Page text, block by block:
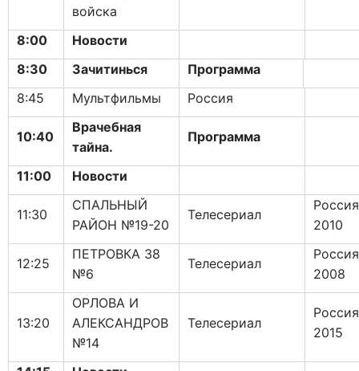
войска
8:00
Новости
8:30
Зачитинься
Программа
8:45
Мультфильмы Россия
10:40
Врачебная
тайна.
Программа
11:00 Новости
11:30
СПАЛЬНЫЙ
РАЙОН №19-20
Телесериал
Россия
2010
12:25
ПЕТРОВКА 38
№6
Телесериал
2008
13:20
ОРЛОВА И
АЛЕКСАНДРОВ
№14
Телесериал
2015